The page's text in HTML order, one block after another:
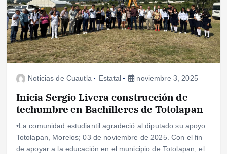
Noticias de Cuautla Estatal noviembre 3, 2025
Inicia Sergio Livera construcción de
techumbre en Bachilleres de Totolapan
•La comunidad estudiantil agradeció al diputado su apoyo.
Totolapan, Morelos; 03 de noviembre de 2025. Con el fin
de apoyar a la educación en el municipio de Totolapan, el